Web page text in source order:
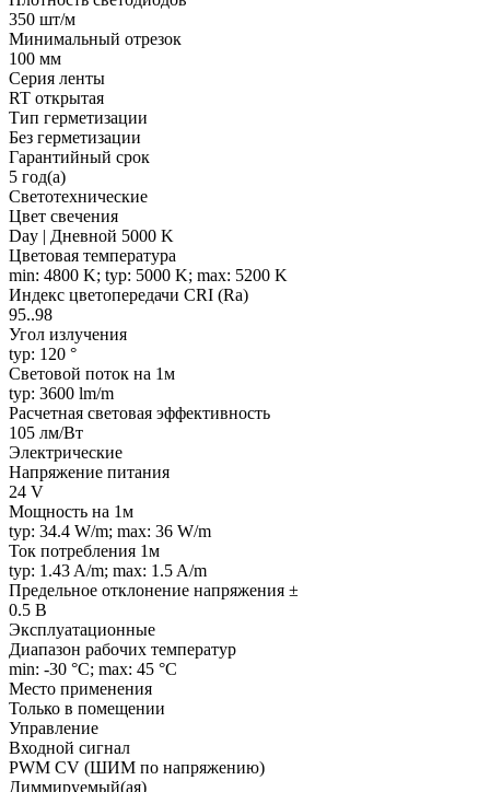
350 шт/м
Минимальный отрезок
100 мм
Серия ленты
RT открытая
Тип герметизации
Без герметизации
Гарантийный срок
5 год(а)
Светотехнические
Цвет свечения
Day | Дневной 5000 K
Цветовая температура
min: 4800 K; typ: 5000 K; max: 5200 K
Индекс цветопередачи CRI (Ra)
95..98
Угол излучения
typ: 120 °
Световой поток на 1м
typ: 3600 lm/m
Расчетная световая эффективность
105 лм/Вт
Электрические
Напряжение питания
24 V
Мощность на 1м
typ: 34.4 W/m; max: 36 W/m
Ток потребления 1м
typ: 1.43 A/m; max: 1.5 A/m
Предельное отклонение напряжения ±
0.5 В
Эксплуатационные
Диапазон рабочих температур
min: -30 °C; max: 45 °C
Место применения
Только в помещении
Управление
Входной сигнал
PWM СV (ШИМ по напряжению)
Диммируемый(ая)